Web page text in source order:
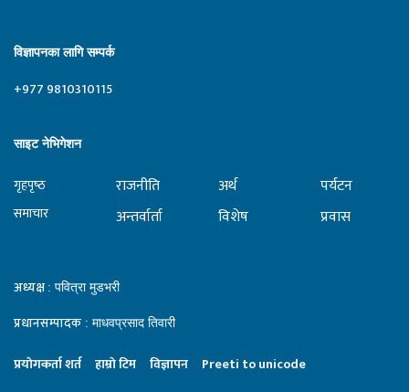
विज्ञापनका लागि सम्पर्क
+977 9810310115
साइट नेभिगेशन
गृहपृष्‍ठ
समाचार
राजनीति
अन्तर्वार्ता
अर्थ
विशेष
पर्यटन
प्रवास
अध्यक्ष : पवित्रा मुडभरी
प्रधानसम्पादक : माधवप्रसाद तिवारी
प्रयाेगकर्ता शर्त हाम्राे टिम विज्ञापन Preeti to unicode